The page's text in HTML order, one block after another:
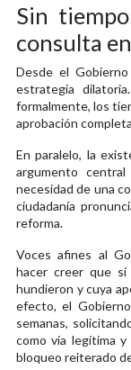
Sin
consulta
Desde el
estrategia
formalmente, los
aprobación
En paralelo, la
argumento
necesidad de una
ciudadanía
reforma.
Voces afines al
hacer creer que sí
hundieron y cuya
efecto, el
semanas,
como vía legítima
bloqueo reiterado